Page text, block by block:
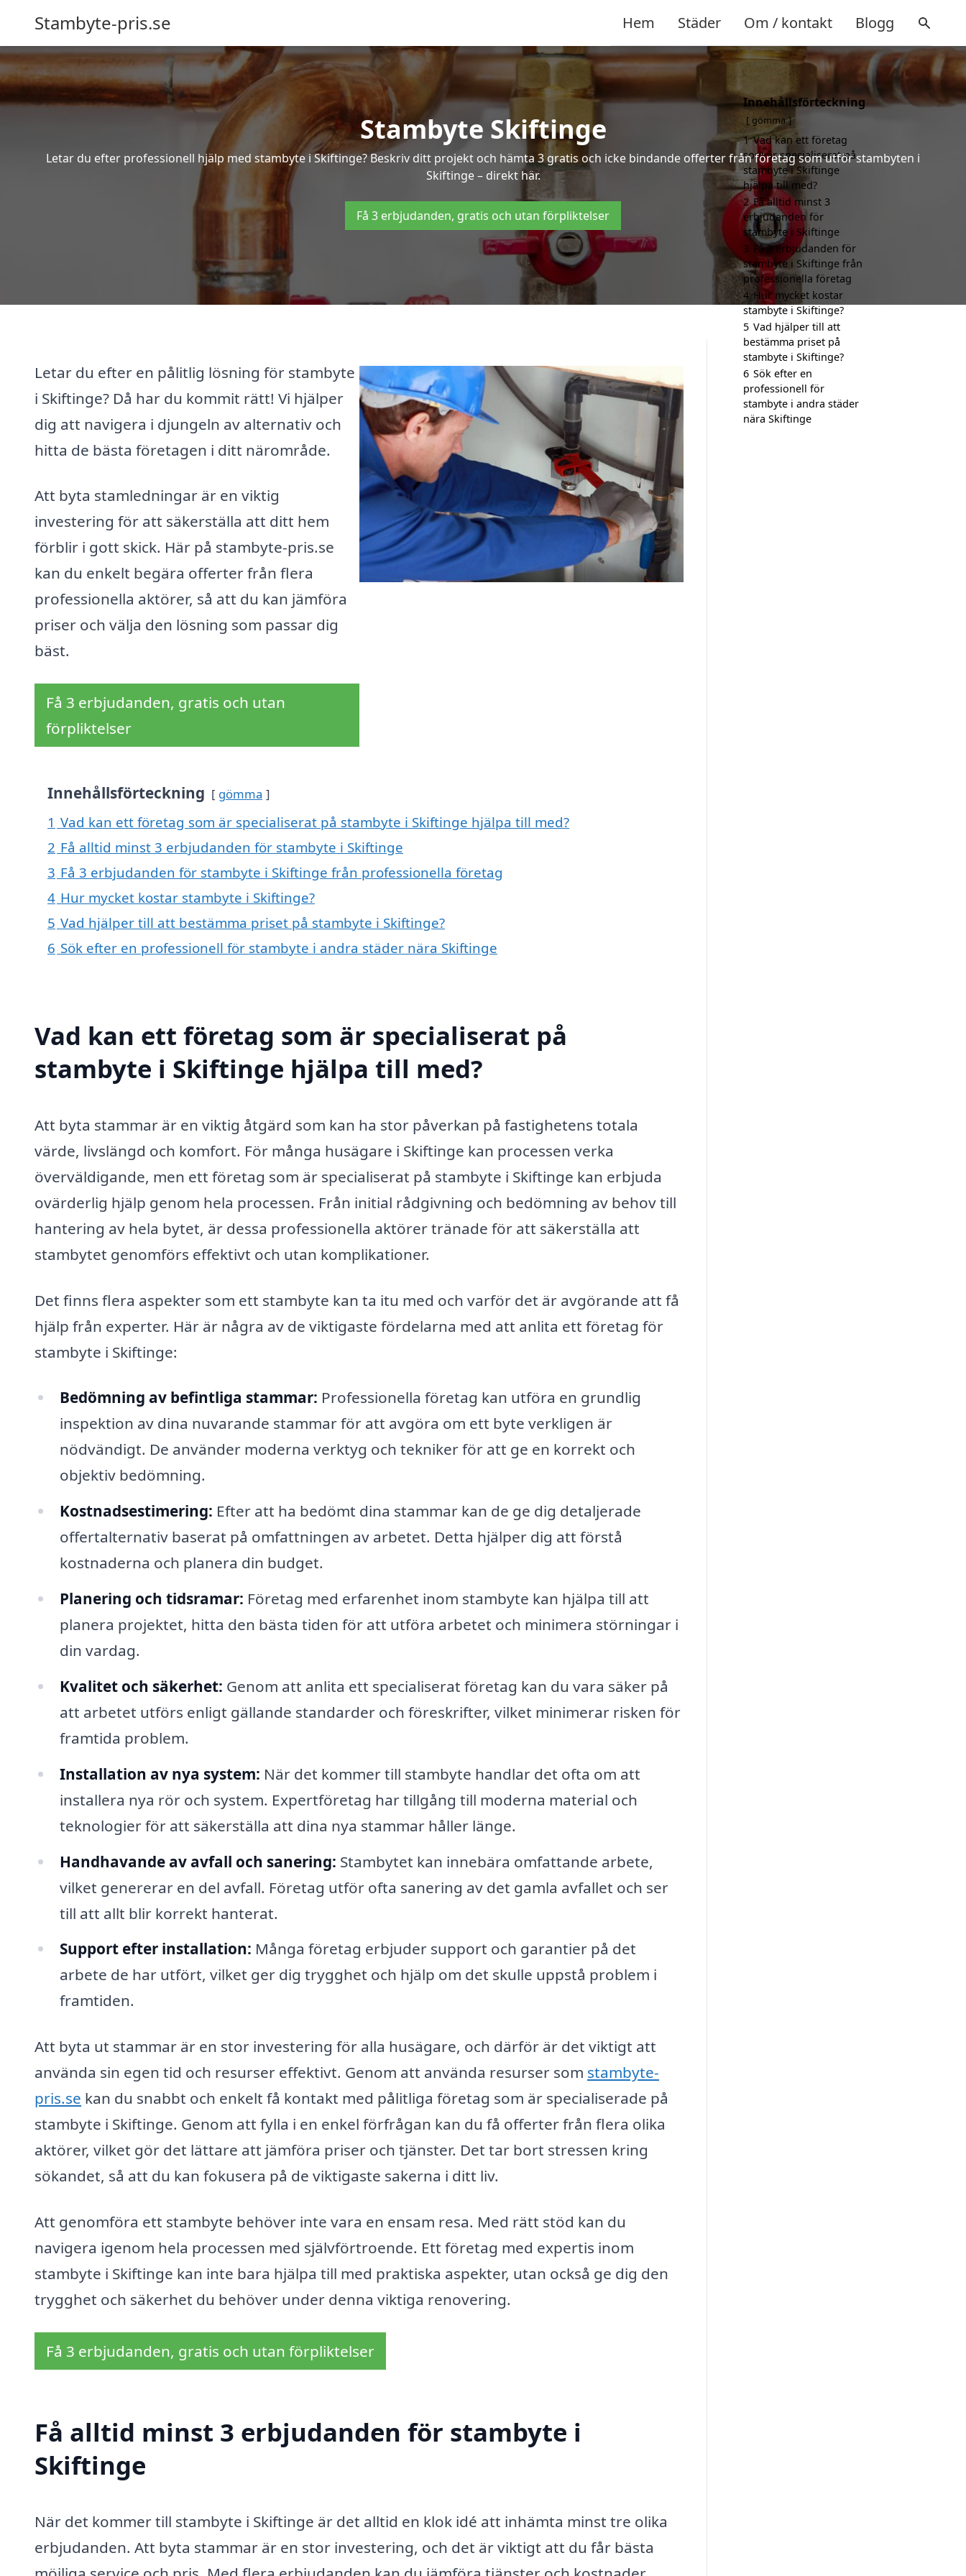
Stambyte-pris.se Hem Städer Om / kontakt Blogg
Stambyte Skiftinge
Letar du efter professionell hjälp med stambyte i Skiftinge? Beskriv ditt projekt och hämta 3 gratis och icke bindande offerter från företag som utför stambyten i
Skiftinge – direkt här.
Få 3 erbjudanden, gratis och utan förpliktelser
Letar du efter en pålitlig lösning för stambyte
i Skiftinge? Då har du kommit rätt! Vi hjälper
dig att navigera i djungeln av alternativ och
hitta de bästa företagen i ditt närområde.
Att byta stamledningar är en viktig
investering för att säkerställa att ditt hem
förblir i gott skick. Här på stambyte-pris.se
kan du enkelt begära offerter från flera
professionella aktörer, så att du kan jämföra
priser och välja den lösning som passar dig
bäst.
Få 3 erbjudanden, gratis och utan
förpliktelser
Innehållsförteckning gömma
1 Vad kan ett företag som är specialiserat på stambyte i Skiftinge hjälpa till med?
2 Få alltid minst 3 erbjudanden för stambyte i Skiftinge
3 Få 3 erbjudanden för stambyte i Skiftinge från professionella företag
4 Hur mycket kostar stambyte i Skiftinge?
5 Vad hjälper till att bestämma priset på stambyte i Skiftinge?
6 Sök efter en professionell för stambyte i andra städer nära Skiftinge
Vad kan ett företag som är specialiserat på
stambyte i Skiftinge hjälpa till med?
Att byta stammar är en viktig åtgärd som kan ha stor påverkan på fastighetens totala
värde, livslängd och komfort. För många husägare i Skiftinge kan processen verka
överväldigande, men ett företag som är specialiserat på stambyte i Skiftinge kan erbjuda
ovärderlig hjälp genom hela processen. Från initial rådgivning och bedömning av behov till
hantering av hela bytet, är dessa professionella aktörer tränade för att säkerställa att
stambytet genomförs effektivt och utan komplikationer.
Det finns flera aspekter som ett stambyte kan ta itu med och varför det är avgörande att få
hjälp från experter. Här är några av de viktigaste fördelarna med att anlita ett företag för
stambyte i Skiftinge:
Bedömning av befintliga stammar: Professionella företag kan utföra en grundlig
inspektion av dina nuvarande stammar för att avgöra om ett byte verkligen är
nödvändigt. De använder moderna verktyg och tekniker för att ge en korrekt och
objektiv bedömning.
Kostnadsestimering: Efter att ha bedömt dina stammar kan de ge dig detaljerade
offertalternativ baserat på omfattningen av arbetet. Detta hjälper dig att förstå
kostnaderna och planera din budget.
Planering och tidsramar: Företag med erfarenhet inom stambyte kan hjälpa till att
planera projektet, hitta den bästa tiden för att utföra arbetet och minimera störningar i
din vardag.
Kvalitet och säkerhet: Genom att anlita ett specialiserat företag kan du vara säker på
att arbetet utförs enligt gällande standarder och föreskrifter, vilket minimerar risken för
framtida problem.
Installation av nya system: När det kommer till stambyte handlar det ofta om att
installera nya rör och system. Expertföretag har tillgång till moderna material och
teknologier för att säkerställa att dina nya stammar håller länge.
Handhavande av avfall och sanering: Stambytet kan innebära omfattande arbete,
vilket genererar en del avfall. Företag utför ofta sanering av det gamla avfallet och ser
till att allt blir korrekt hanterat.
Support efter installation: Många företag erbjuder support och garantier på det
arbete de har utfört, vilket ger dig trygghet och hjälp om det skulle uppstå problem i
framtiden.
Att byta ut stammar är en stor investering för alla husägare, och därför är det viktigt att
använda sin egen tid och resurser effektivt. Genom att använda resurser som stambyte-
pris.se kan du snabbt och enkelt få kontakt med pålitliga företag som är specialiserade på
stambyte i Skiftinge. Genom att fylla i en enkel förfrågan kan du få offerter från flera olika
aktörer, vilket gör det lättare att jämföra priser och tjänster. Det tar bort stressen kring
sökandet, så att du kan fokusera på de viktigaste sakerna i ditt liv.
Att genomföra ett stambyte behöver inte vara en ensam resa. Med rätt stöd kan du
navigera igenom hela processen med självförtroende. Ett företag med expertis inom
stambyte i Skiftinge kan inte bara hjälpa till med praktiska aspekter, utan också ge dig den
trygghet och säkerhet du behöver under denna viktiga renovering.
Få 3 erbjudanden, gratis och utan förpliktelser
Få alltid minst 3 erbjudanden för stambyte i
Skiftinge
När det kommer till stambyte i Skiftinge är det alltid en klok idé att inhämta minst tre olika
erbjudanden. Att byta stammar är en stor investering, och det är viktigt att du får bästa
Innehållsförteckning
gömma
1 Vad kan ett företag
som är specialiserat på
stambyte i Skiftinge
hjälpa till med?
2 Få alltid minst 3
erbjudanden för
stambyte i Skiftinge
3 Få 3 erbjudanden för
stambyte i Skiftinge från
professionella företag
4 Hur mycket kostar
stambyte i Skiftinge?
5 Vad hjälper till att
bestämma priset på
stambyte i Skiftinge?
6 Sök efter en
professionell för
stambyte i andra städer
nära Skiftinge